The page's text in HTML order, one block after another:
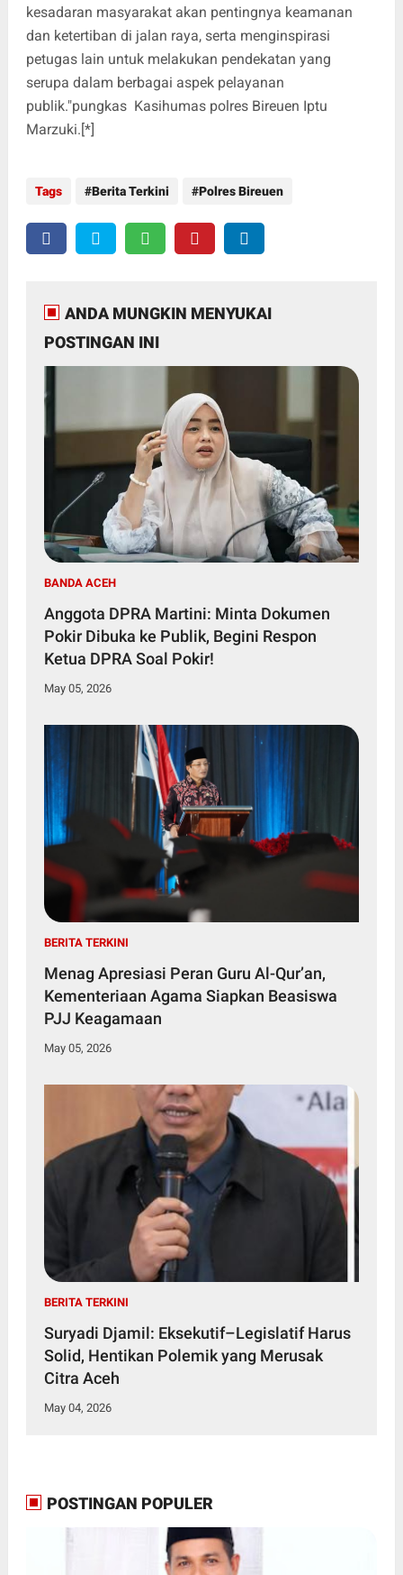
kesadaran masyarakat akan pentingnya keamanan
dan ketertiban di jalan raya, serta menginspirasi
petugas lain untuk melakukan pendekatan yang
serupa dalam berbagai aspek pelayanan
publik."pungkas Kasihumas polres Bireuen Iptu
Marzuki.[*]
Tags Berita Terkini Polres Bireuen
ANDA MUNGKIN MENYUKAI
POSTINGAN INI
BANDA ACEH
Anggota DPRA Martini: Minta Dokumen
Pokir Dibuka ke Publik, Begini Respon
Ketua DPRA Soal Pokir!
May 05, 2026
BERITA TERKINI
Menag Apresiasi Peran Guru Al-Qur’an,
Kementeriaan Agama Siapkan Beasiswa
PJJ Keagamaan
May 05, 2026
BERITA TERKINI
Suryadi Djamil: Eksekutif–Legislatif Harus
Solid, Hentikan Polemik yang Merusak
Citra Aceh
May 04, 2026
POSTINGAN POPULER